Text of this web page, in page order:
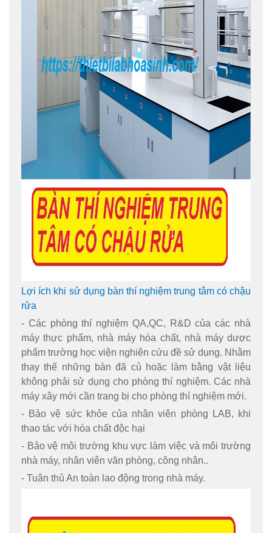
Lợi ích khi sử dụng bàn thí nghiệm trung tâm có chậu
rửa
- Các phòng thí nghiệm QA,QC, R&D của các nhà
máy thực phẩm, nhà máy hóa chất, nhà máy dược
phẩm trường học viện nghiên cứu đề sử dụng. Nhằm
thay thế những bàn đã củ hoặc làm bằng vật liệu
không phải sử dụng cho phòng thí nghiệm. Các nhà
máy xây mới cần trang bị cho phòng thí nghiệm mới.
- Bảo vệ sức khỏe của nhân viên phòng LAB, khi
thao tác với hóa chất độc hại
- Bảo vệ môi trường khu vực làm việc và môi trường
nhà máy, nhân viên văn phòng, công nhân..
- Tuân thủ An toàn lao động trong nhà máy.